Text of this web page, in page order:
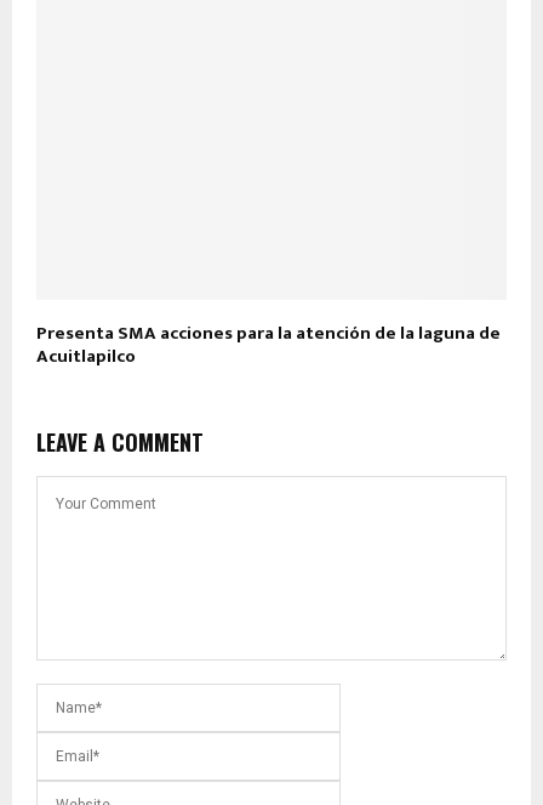
Presenta SMA acciones para la atención de la laguna de
Acuitlapilco
LEAVE A COMMENT